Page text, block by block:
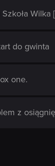
Wilka
do gwinta
one.
z